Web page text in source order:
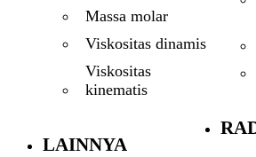
Massa molar
Viskositas dinamis
Viskositas
kinematis
LAINNYA